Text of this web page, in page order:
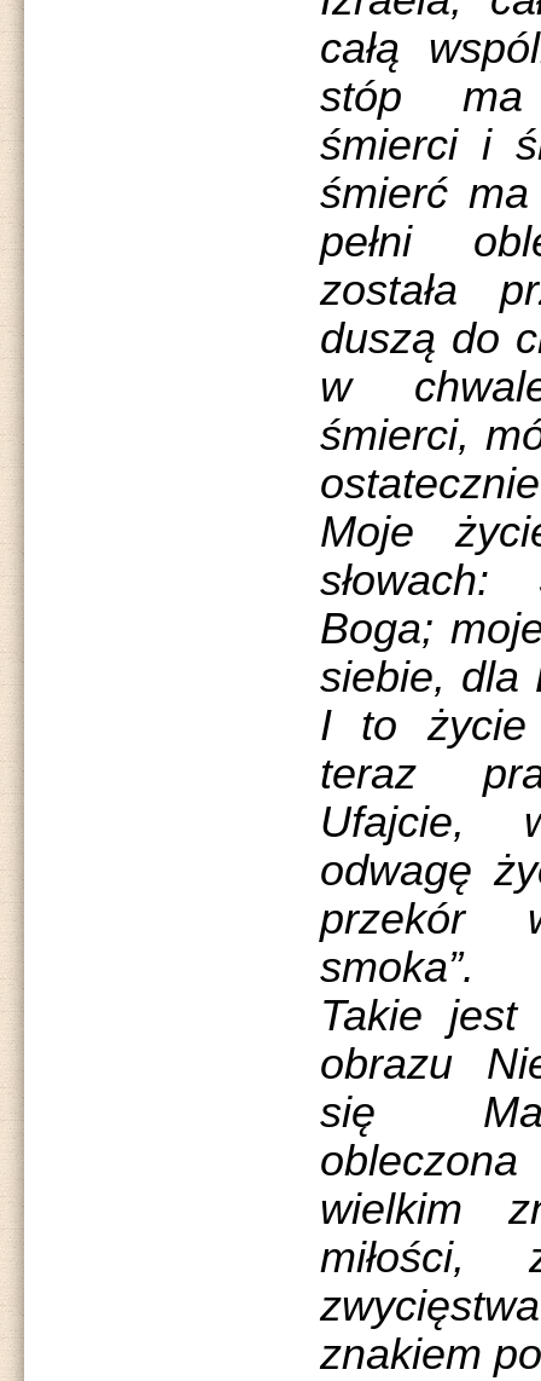
całą
stóp ma
śmierci i
śmierć
pełni
została
duszą do
w
śmierci,
Moje
słowach:
Boga;
siebie, dla
I to życie
teraz
Ufajcie,
odwagę
przekór
smoka”.
Takie jest
obrazu
się
wielkim
miłości,
znakiem